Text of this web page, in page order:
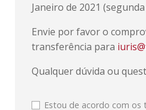
Janeiro de 2021
Envie por favor o
transferência para
Qualquer dúvida ou
Estou de acordo com os